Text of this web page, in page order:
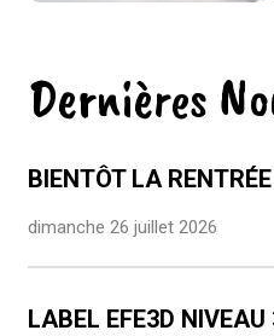
Dernières
BIENTÔT LA RENTRÉE
dimanche 26 juillet 2026
LABEL EFE3D NIVEAU